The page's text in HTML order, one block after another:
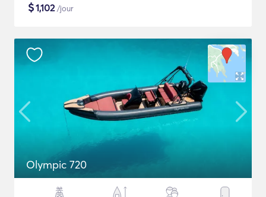
$1,102/jour
Olympic 720